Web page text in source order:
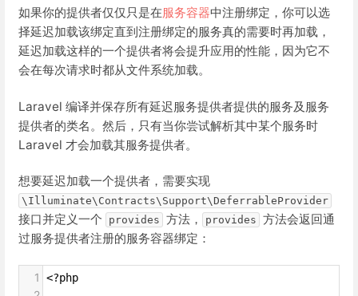
如果你的提供者仅仅只是在服务容器中注册绑定，你可以选
择延迟加载该绑定直到注册绑定的服务真的需要时再加载，
延迟加载这样的一个提供者将会提升应用的性能，因为它不
会在每次请求时都从文件系统加载。
Laravel 编译并保存所有延迟服务提供者提供的服务及服务
提供者的类名。然后，只有当你尝试解析其中某个服务时
Laravel 才会加载其服务提供者。
想要延迟加载一个提供者，需要实现
\Illuminate\Contracts\Support\DeferrableProvider
接口并定义一个 provides 方法， provides 方法会返回通
过服务提供者注册的服务容器绑定：
1 <?php